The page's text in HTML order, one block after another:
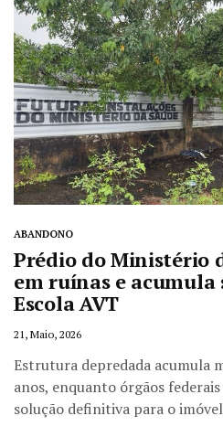
ABANDONO
Prédio do Ministério
em ruínas e
Escola AVT
21, Maio, 2026
Estrutura depredada acumula
anos, enquanto órgãos
solução definitiva para o